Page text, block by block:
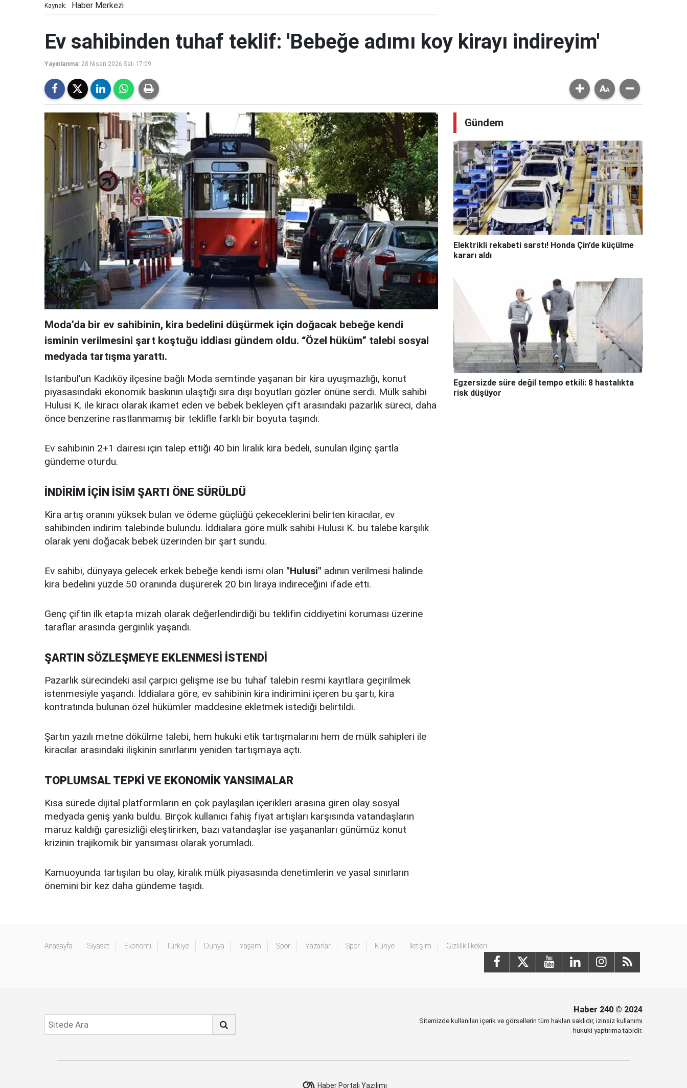
Kaynak: Haber Merkezi
Ev sahibinden tuhaf teklif: 'Bebeğe adımı koy kirayı indireyim'
Yayınlanma: 28 Nisan 2026 Salı 17:09
Moda’da bir ev sahibinin, kira bedelini düşürmek için doğacak bebeğe kendi
isminin verilmesini şart koştuğu iddiası gündem oldu. “Özel hüküm” talebi sosyal
medyada tartışma yarattı.
İstanbul'un Kadıköy ilçesine bağlı Moda semtinde yaşanan bir kira uyuşmazlığı, konut
piyasasındaki ekonomik baskının ulaştığı sıra dışı boyutları gözler önüne serdi. Mülk sahibi
Hulusi K. ile kiracı olarak ikamet eden ve bebek bekleyen çift arasındaki pazarlık süreci, daha
önce benzerine rastlanmamış bir teklifle farklı bir boyuta taşındı.
Ev sahibinin 2+1 dairesi için talep ettiği 40 bin liralık kira bedeli, sunulan ilginç şartla
gündeme oturdu.
İNDİRİM İÇİN İSİM ŞARTI ÖNE SÜRÜLDÜ
Kira artış oranını yüksek bulan ve ödeme güçlüğü çekeceklerini belirten kiracılar, ev
sahibinden indirim talebinde bulundu. İddialara göre mülk sahibi Hulusi K. bu talebe karşılık
olarak yeni doğacak bebek üzerinden bir şart sundu.
Ev sahibi, dünyaya gelecek erkek bebeğe kendi ismi olan "Hulusi" adının verilmesi halinde
kira bedelini yüzde 50 oranında düşürerek 20 bin liraya indireceğini ifade etti.
Genç çiftin ilk etapta mizah olarak değerlendirdiği bu teklifin ciddiyetini koruması üzerine
taraflar arasında gerginlik yaşandı.
ŞARTIN SÖZLEŞMEYE EKLENMESİ İSTENDİ
Pazarlık sürecindeki asıl çarpıcı gelişme ise bu tuhaf talebin resmi kayıtlara geçirilmek
istenmesiyle yaşandı. İddialara göre, ev sahibinin kira indirimini içeren bu şartı, kira
kontratında bulunan özel hükümler maddesine ekletmek istediği belirtildi.
Şartın yazılı metne dökülme talebi, hem hukuki etik tartışmalarını hem de mülk sahipleri ile
kiracılar arasındaki ilişkinin sınırlarını yeniden tartışmaya açtı.
TOPLUMSAL TEPKİ VE EKONOMİK YANSIMALAR
Kısa sürede dijital platformların en çok paylaşılan içerikleri arasına giren olay sosyal
medyada geniş yankı buldu. Birçok kullanıcı fahiş fiyat artışları karşısında vatandaşların
maruz kaldığı çaresizliği eleştirirken, bazı vatandaşlar ise yaşananları günümüz konut
krizinin trajikomik bir yansıması olarak yorumladı.
Kamuoyunda tartışılan bu olay, kiralık mülk piyasasında denetimlerin ve yasal sınırların
önemini bir kez daha gündeme taşıdı.
Gündem
Elektrikli rekabeti sarstı! Honda Çin’de küçülme
kararı aldı
Egzersizde süre değil tempo etkili: 8 hastalıkta
risk düşüyor
Anasayfa Siyaset Ekonomi Türkiye Dünya Yaşam Spor Yazarlar Spor Künye İletişim Gizlilik İlkeleri
Haber 240 © 2024
Sitemizde kullanılan içerik ve görsellerin tüm hakları saklıdır, izinsiz kullanımı
hukuki yaptırıma tabidir.
Haber Portalı Yazılımı